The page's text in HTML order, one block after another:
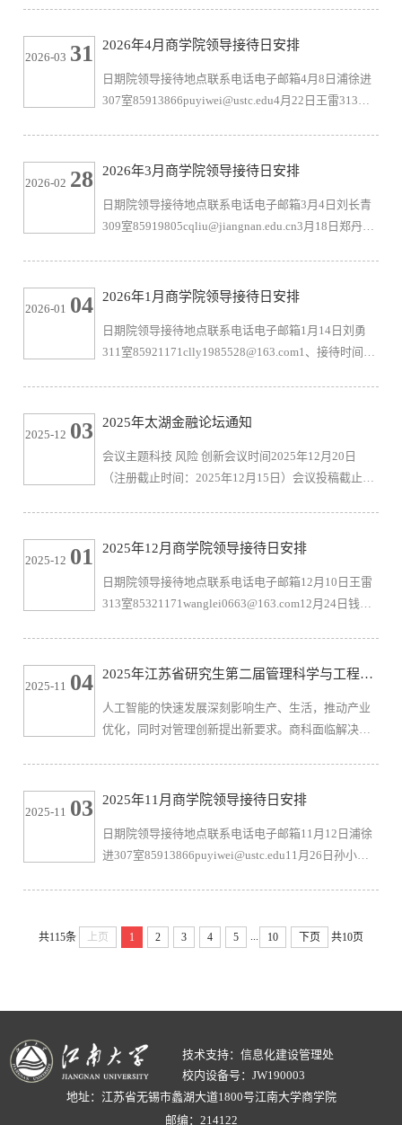
挑战赛创新创业竞赛的通知》（商贸促字〔2026〕8
力，经主办单位研究，决定举办2026年全国高校商业
精英挑战赛创新创业竞赛营销模拟决策赛道江苏省
2026-03 31 2026年4月商学院领导接待日安排
日期院领导接待地点联系电话电子邮箱4月8日浦徐进
307室85913866puyiwei@ustc.edu4月22日王雷313室
办 2026年3月31
2026-02 28 2026年3月商学院领导接待日安排
日期院领导接待地点联系电话电子邮箱3月4日刘长青
309室85919805cqliu@jiangnan.edu.cn3月18日郑丹丹
办 2026年2月28
2026-01 04 2026年1月商学院领导接待日安排
日期院领导接待地点联系电话电子邮箱1月14日刘勇
311室85921171clly1985528@163.com1、接待时间：
2025-12 03 2025年太湖金融论坛通知
会议主题科技 风险 创新会议时间2025年12月20日
（注册截止时间：2025年12月15日）会议投稿截止日
中央金融工作会议明确提出要加快建设金融强国，并
融、数字金融“五篇大文章”。面对人工智能带来的深
刻变革，这不仅是建设中国特色现代金融体系的战略
2025-12 01 2025年12月商学院领导接待日安排
日期院领导接待地点联系电话电子邮箱12月10日王雷
313室85321171wanglei0663@163.com12月24日钱吴
等 院 办 2025年
2025-11 04
2025年江苏省研究生第二届管理科学与工程学
人工智能的快速发展深刻影响生产、生活，推动产业
优化，同时对管理创新提出新要求。商科面临解决新
事，可以加强相关重要议题的研究与讨论，更好地应
研究生对人工智能赋能产业发展与管理创新的认识与
思考，产出有价值的理论与实践成果，增进学术交
2025-11 03 2025年11月商学院领导接待日安排
日期院领导接待地点联系电话电子邮箱11月12日浦徐
进307室85913866puyiwei@ustc.edu11月26日孙小芳
共115条 上页 1 2 3 4 5 10 下页 共10页
技术支持：信息化建设管理处
校内设备号：JW190003
地址：江苏省无锡市蠡湖大道1800号江南大学商学院
邮编：214122